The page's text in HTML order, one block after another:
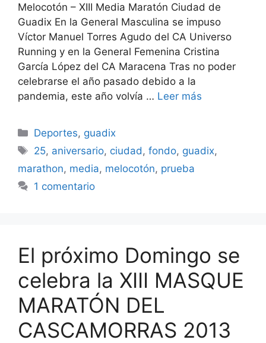
Melocotón – XIII Media Maratón Ciudad de
Guadix En la General Masculina se impuso
Víctor Manuel Torres Agudo del CA Universo
Running y en la General Femenina Cristina
García López del CA Maracena Tras no poder
celebrarse el año pasado debido a la
pandemia, este año volvía … Leer más
Categorías
Deportes, guadix
Etiquetas
25, aniversario, ciudad ,fondo, guadix,
marathon, media, melocotón, prueba
1 comentario
El próximo Domingo se
celebra la XIII MASQUE
MARATÓN DEL
CASCAMORRAS 2013